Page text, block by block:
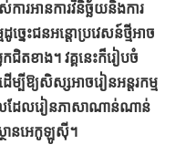
រអានការវិនិច្ឆ័យនិងការ
នេះជនអន្តោប្រវេសន៍ថ្មីអាច
ជិតខាង។ វគ្គនេះក៏រៀបចំ
ម្បីឱ្យសិស្សអាចរៀនអន្តរកម្ម
េលដែលរៀនភាសាណាន់ណាន់
ថានអេកូឡូស៊ី។